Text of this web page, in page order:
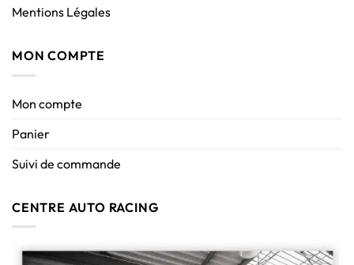
Mentions Légales
MON COMPTE
Mon compte
Panier
Suivi de commande
CENTRE AUTO RACING